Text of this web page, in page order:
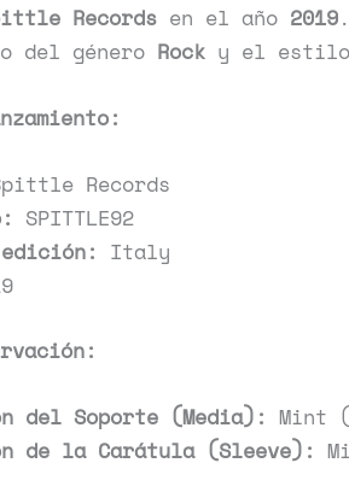
Records en el año 2019
del género Rock y el estilo
Records
SPITTLE92
Italy
del Soporte (Media): Mint
de la Carátula (Sleeve):